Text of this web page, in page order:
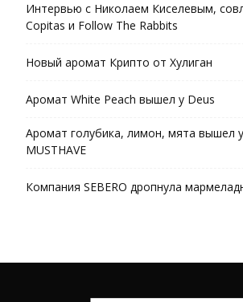
Интервью с Николаем Киселевым,
Copitas и Follow The Rabbits
Новый аромат Крипто от Хулиган
Аромат White Peach вышел у Deus
Аромат голубика, лимон, мята вышел
MUSTHAVE
Компания SEBERO дропнула